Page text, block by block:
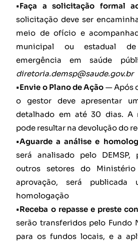
•Faça a solicitação formal
solicitação deve ser
meio de ofício e
municipal ou estadual
emergência em saúde
diretoria.demsp@saude.gov.br
•Envie o Plano de Ação — Após
o gestor deve apresentar
detalhado em até 30 dias. A
pode resultar na devolução do
•Aguarde a análise e
será analisado pelo DEMSP,
outros setores do
aprovação, será publicada
homologação
•Receba o repasse e preste
serão transferidos pelo Fundo
para os fundos locais, e a